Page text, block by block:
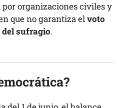
organizaciones civiles y
que no garantiza elvoto
sufragio.